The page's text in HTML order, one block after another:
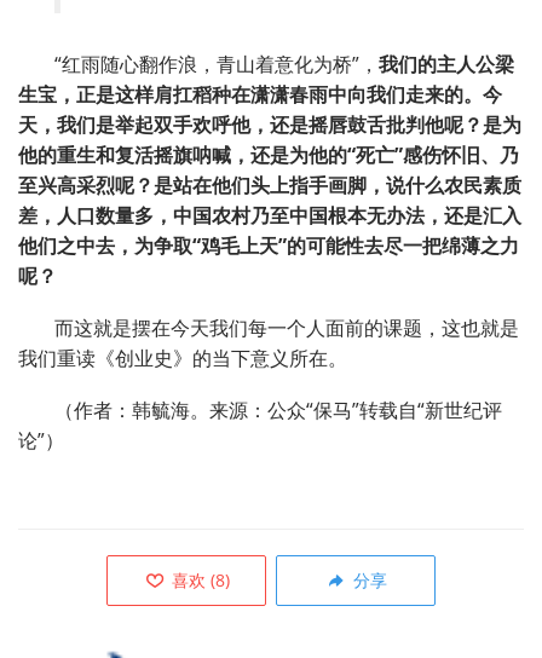
“红雨随心翻作浪，青山着意化为桥” ， 我们的主人公梁
生宝，正是这样肩扛稻种在潇潇春雨中向我们走来的。今
天，我们是举起双手欢呼他，还是摇唇鼓舌批判他呢？是为
他的重生和复活摇旗呐喊，还是为他的“死亡”感伤怀旧、乃
至兴高采烈呢？是站在他们头上指手画脚，说什么农民素质
差，人口数量多，中国农村乃至中国根本无办法，还是汇入
他们之中去，为争取“鸡毛上天”的可能性去尽一把绵薄之力
呢？
而这就是摆在今天我们每一个人面前的课题，这也就是
我们重读《创业史》的当下意义所在。
（作者：韩毓海。来源：公众“保马”转载自“新世纪评
论”）
喜欢 (8) 分享